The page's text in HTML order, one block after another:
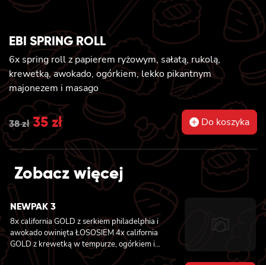
EBI SPRING ROLL
6x spring roll z papierem ryżowym, sałatą, rukolą,
krewetką, awokado, ogórkiem, lekko pikantnym
majonezem i masago
38zł Original
price
was:
35złCurrent
price
is:
35 zł.
Do koszyka
Zobacz więcej
NEWPAK 3
8x california GOLD z serkiem philadelphia i
awokado owinięta ŁOSOSIEM4x california
GOLD z krewetką w tempurze, ogórkiem i
majonezem lekko pikantnym owinięta